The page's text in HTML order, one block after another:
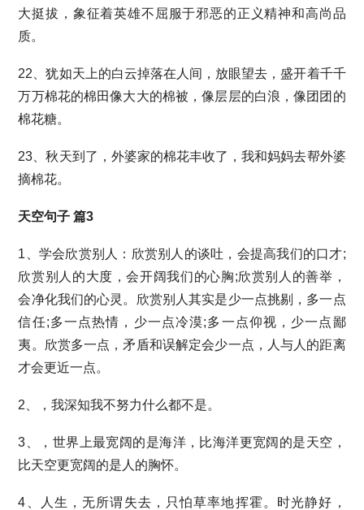
大挺拔，象征着英雄不屈服于邪恶的正义精神和高尚品
质。
22、犹如天上的白云掉落在人间，放眼望去，盛开着千千
万万棉花的棉田像大大的棉被，像层层的白浪，像团团的
棉花糖。
23、秋天到了，外婆家的棉花丰收了，我和妈妈去帮外婆
摘棉花。
天空句子 篇3
1、学会欣赏别人：欣赏别人的谈吐，会提高我们的口才;
欣赏别人的大度，会开阔我们的心胸;欣赏别人的善举，
会净化我们的心灵。欣赏别人其实是少一点挑剔，多一点
信任;多一点热情，少一点冷漠;多一点仰视，少一点鄙
夷。欣赏多一点，矛盾和误解定会少一点，人与人的距离
才会更近一点。
2、，我深知我不努力什么都不是。
3、，世界上最宽阔的是海洋，比海洋更宽阔的是天空，
比天空更宽阔的是人的胸怀。
4、人生，无所谓失去，只怕草率地挥霍。时光静好，